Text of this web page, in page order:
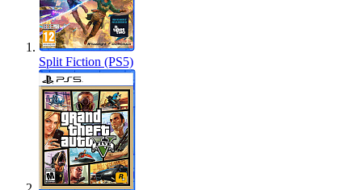
Split Fiction (PS5)